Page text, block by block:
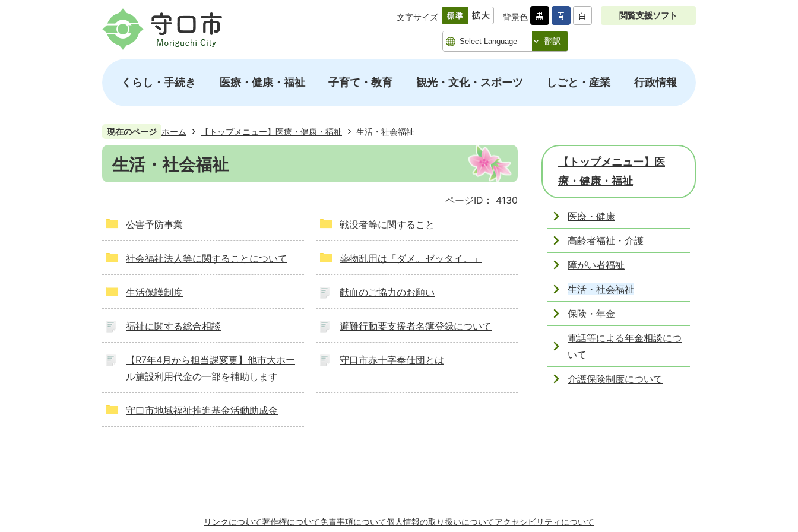
文字サイズ 背景色 閲覧支援ソフト
翻訳
くらし・手続き 医療・健康・福祉 子育て・教育 観光・文化・スポーツ しごと・産業 行政情報
現在のページ ホーム 【トップメニュー】医療・健康・福祉 生活・社会福祉
生活・社会福祉
ページID： 4130
公害予防事業 戦没者等に関すること
社会福祉法人等に関することについて 薬物乱用は「ダメ。ゼッタイ。」
生活保護制度 献血のご協力のお願い
福祉に関する総合相談 避難行動要支援者名簿登録について
【R7年4月から担当課変更】他市大ホー
ル施設利用代金の一部を補助します
守口市赤十字奉仕団とは
守口市地域福祉推進基金活動助成金
【トップメニュー】医
療・健康・福祉
医療・健康
高齢者福祉・介護
障がい者福祉
生活・社会福祉
保険・年金
電話等による年金相談につ
いて
介護保険制度について
リンクについて著作権について免責事項について個人情報の取り扱いについてアクセシビリティについて